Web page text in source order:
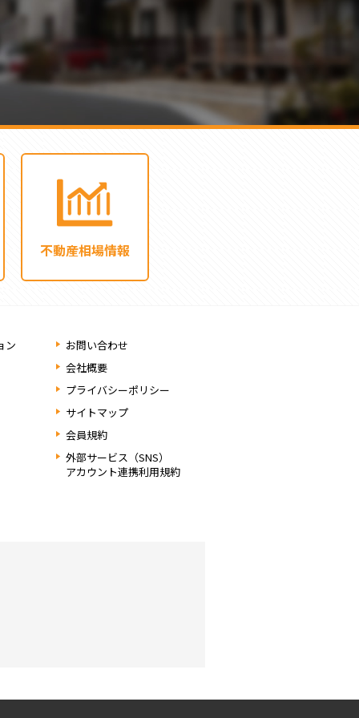
不動産相場情報
ン
お問い合わせ
会社概要
プライバシーポリシー
サイトマップ
会員規約
外部サービス（SNS）
アカウント連携利用規約